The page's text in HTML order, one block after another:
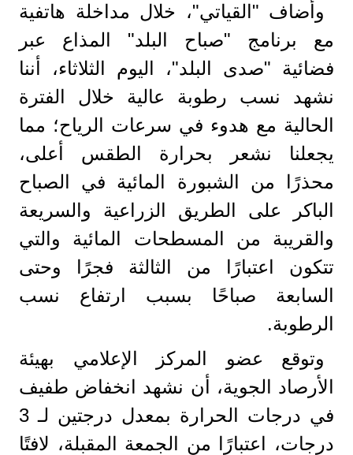
وأضاف "القياتي"، خلال مداخلة هاتفية
مع برنامج "صباح البلد" المذاع عبر
فضائية "صدى البلد"، اليوم الثلاثاء، أننا
نشهد نسب رطوبة عالية خلال الفترة
الحالية مع هدوء في سرعات الرياح؛ مما
يجعلنا نشعر بحرارة الطقس أعلى،
محذرًا من الشبورة المائية في الصباح
الباكر على الطريق الزراعية والسريعة
والقريبة من المسطحات المائية والتي
تتكون اعتبارًا من الثالثة فجرًا وحتى
السابعة صباحًا بسبب ارتفاع نسب
الرطوبة.
وتوقع عضو المركز الإعلامي بهيئة
الأرصاد الجوية، أن نشهد انخفاض طفيف
في درجات الحرارة بمعدل درجتين لـ 3
درجات، اعتبارًا من الجمعة المقبلة، لافتًا